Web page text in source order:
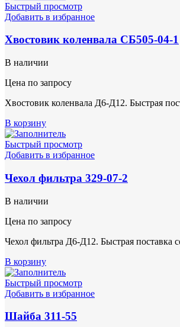
Быстрый просмотр
Добавить в избранное
Хвостовик коленвала СБ505-04-1
В наличии
Цена по запросу
Хвостовик коленвала Д6-Д12. Быстрая
В корзину
Быстрый просмотр
Добавить в избранное
Чехол фильтра 329-07-2
В наличии
Цена по запросу
Чехол фильтра Д6-Д12. Быстрая поставка
В корзину
Быстрый просмотр
Добавить в избранное
Шайба 311-55